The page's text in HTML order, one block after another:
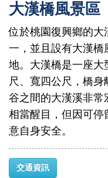
大漢橋風景區
位於桃園復興鄉的大
一，並且設有大漢橋
地。大漢橋是一座大
尺、寬四公尺，橋
谷之間的大漢溪非
相當醒目，但因可停
意自身安全。
交通資訊